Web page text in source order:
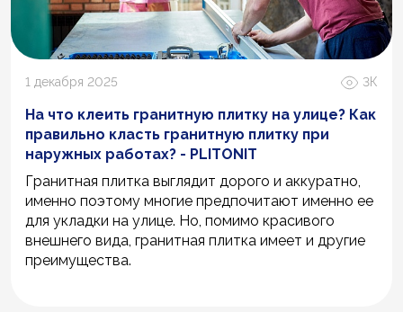
1 декабря 2025 3К
На что клеить гранитную плитку на улице? Как
правильно класть гранитную плитку при
наружных работах? - PLITONIT
Гранитная плитка выглядит дорого и аккуратно,
именно поэтому многие предпочитают именно ее
для укладки на улице. Но, помимо красивого
внешнего вида, гранитная плитка имеет и другие
преимущества.